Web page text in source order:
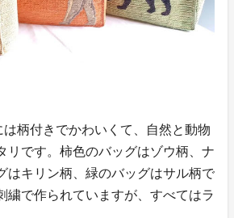
柄付きでかわいくて、自然と動物
リです。柿色のバッグはゾウ柄、ナ
はキリン柄、緑のバッグはサル柄で
繍で作られていますが、すべてはラ